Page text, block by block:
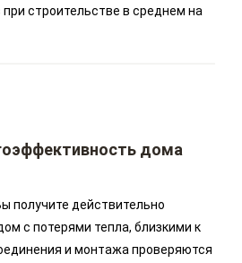
строительстве в среднем на
дома
получите действительно
с потерями тепла, близкими к
и монтажа проверяются